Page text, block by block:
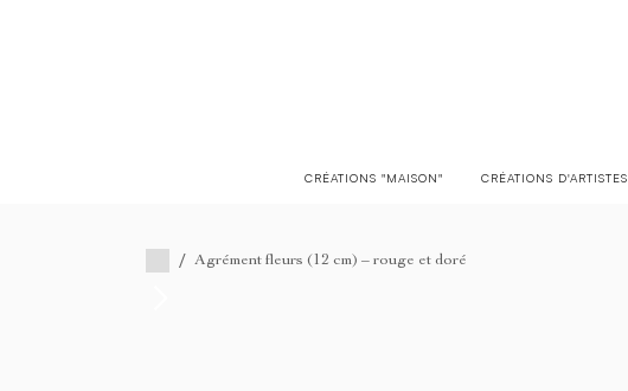
CRÉATIONS "MAISON" CRÉATIONS D'ARTISTES
/ Agrément fleurs (12 cm) – rouge et doré